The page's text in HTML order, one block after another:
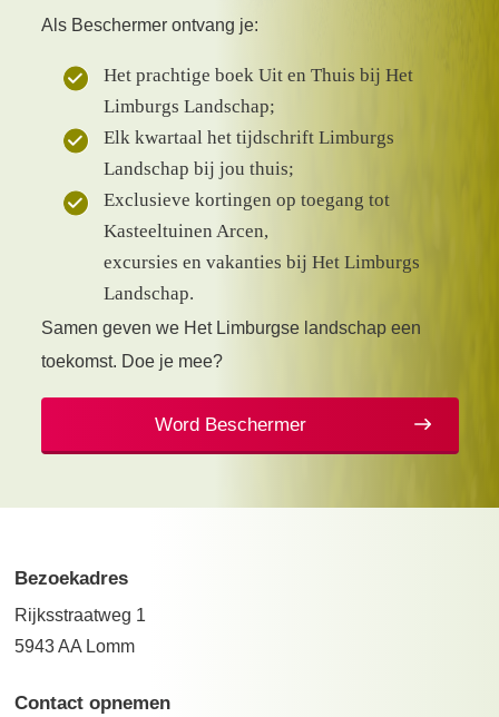
Als Beschermer ontvang je:
Het prachtige boek Uit en Thuis bij Het
Limburgs Landschap;
Elk kwartaal het tijdschrift Limburgs
Landschap bij jou thuis;
Exclusieve kortingen op toegang tot
Kasteeltuinen Arcen,
excursies en vakanties bij Het Limburgs
Landschap.
Samen geven we Het Limburgse landschap een
toekomst. Doe je mee?
Word Beschermer
Bezoekadres
Rijksstraatweg 1
5943 AA Lomm
Contact opnemen